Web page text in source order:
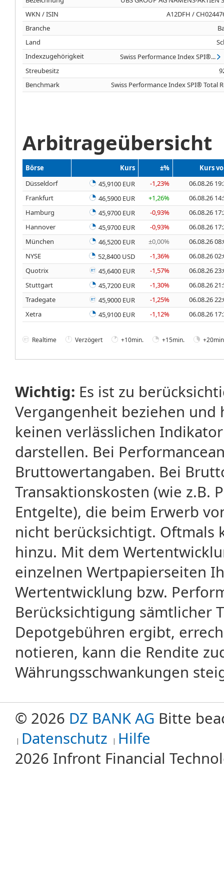
WKN / ISIN
A12DFH /
Branche
Land
Indexzugehörigkeit
Swiss Performance Index SPI®...
Streubesitz
Benchmark
Swiss Performance Index SPI® Total
Arbitrageübersicht
Börse Kurs ±%
Kurs
Düsseldorf
45,9100 EUR -1,23%
06.08.26
Frankfurt
46,5900 EUR +1,26%
06.08.26
Hamburg
45,9700 EUR -0,93%
06.08.26
Hannover
45,9700 EUR -0,93%
06.08.26
München
46,5200 EUR ±0,00%
06.08.26
NYSE
52,8400 USD -1,36%
06.08.26
Quotrix
45,6400 EUR -1,57%
06.08.26
Stuttgart
45,7200 EUR -1,30%
06.08.26
Tradegate
45,9000 EUR -1,25%
06.08.26
Xetra
45,9100 EUR -1,12% 06.08.26
Realtime Verzögert +10min. +15min.
Wichtig: Es ist zu
Vergangenheit beziehen
keinen verlässlichen
darstellen. Bei
Bruttowertangaben. Bei
Transaktionskosten (wie z.B.
Entgelte), die beim Erwerb
nicht berücksichtigt. Oftmals
hinzu. Mit dem
einzelnen Wertpapierseiten
Wertentwicklung bzw.
Berücksichtigung sämtlicher
Depotgebühren ergibt,
notieren, kann die Rendite
Währungsschwankungen
© 2026 DZ BANK AG Bitte
Datenschutz Hilfe
2026 Infront Financial